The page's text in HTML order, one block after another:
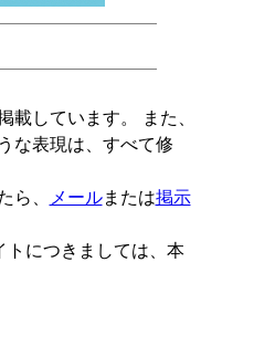
しています。 また、
な表現は、すべて修
ら、
メールまたは掲示
につきましては、本